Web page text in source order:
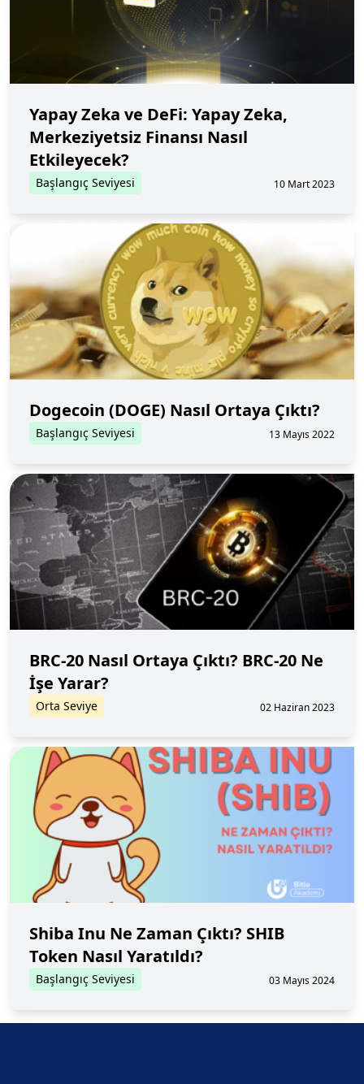
Yapay Zeka ve DeFi: Yapay Zeka,
Merkeziyetsiz Finansı Nasıl
Etkileyecek?
Başlangıç Seviyesi 10 Mart 2023
Dogecoin (DOGE) Nasıl Ortaya Çıktı?
Başlangıç Seviyesi 13 Mayıs 2022
BRC-20 Nasıl Ortaya Çıktı? BRC-20 Ne
İşe Yarar?
Orta Seviye 02 Haziran 2023
Shiba Inu Ne Zaman Çıktı? SHIB
Token Nasıl Yaratıldı?
Başlangıç Seviyesi 03 Mayıs 2024